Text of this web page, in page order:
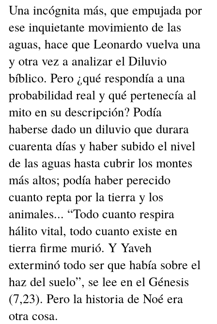
Una incógnita más, que empujada por
ese inquietante movimiento de las
aguas, hace que Leonardo vuelva una
y otra vez a analizar el Diluvio
bíblico. Pero ¿qué respondía a una
probabilidad real y qué pertenecía al
mito en su descripción? Podía
haberse dado un diluvio que durara
cuarenta días y haber subido el nivel
de las aguas hasta cubrir los montes
más altos; podía haber perecido
cuanto repta por la tierra y los
animales... “Todo cuanto respira
hálito vital, todo cuanto existe en
tierra firme murió. Y Yaveh
exterminó todo ser que había sobre el
haz del suelo”, se lee en el Génesis
(7,23). Pero la historia de Noé era
otra cosa.